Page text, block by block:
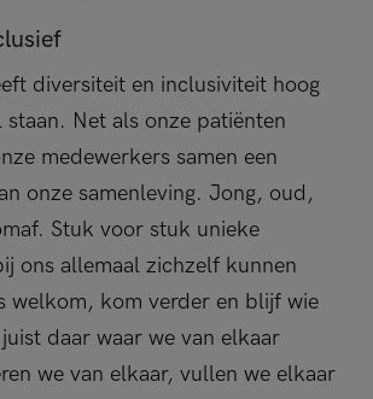
diversiteit en inclusiviteit hoog
staan. Net als onze patiënten
medewerkers samen een
onze samenleving. Jong, oud,
Stuk voor stuk unieke
ons allemaal zichzelf kunnen
welkom, kom verder en blijf wie
daar waar we van elkaar
we van elkaar, vullen we elkaar